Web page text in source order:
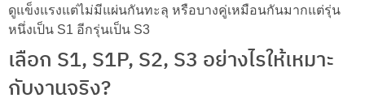
ดูแข็งแรงแต่ไม่มีแผ่นกันทะลุ หรือบางคู่เหมือนกันมากแต่รุ่น
หนึ่งเป็น S1 อีกรุ่นเป็น S3
เลือก S1, S1P, S2, S3 อย่างไรให้เหมาะ
กับงานจริง?